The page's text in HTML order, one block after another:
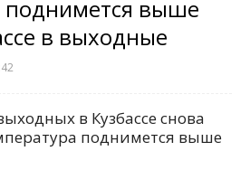
поднимется выше
в выходные
в Кузбассе снова
поднимется выше